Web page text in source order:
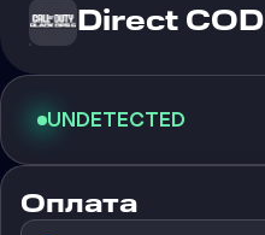
Direct COD
UNDETECTED
Оплата